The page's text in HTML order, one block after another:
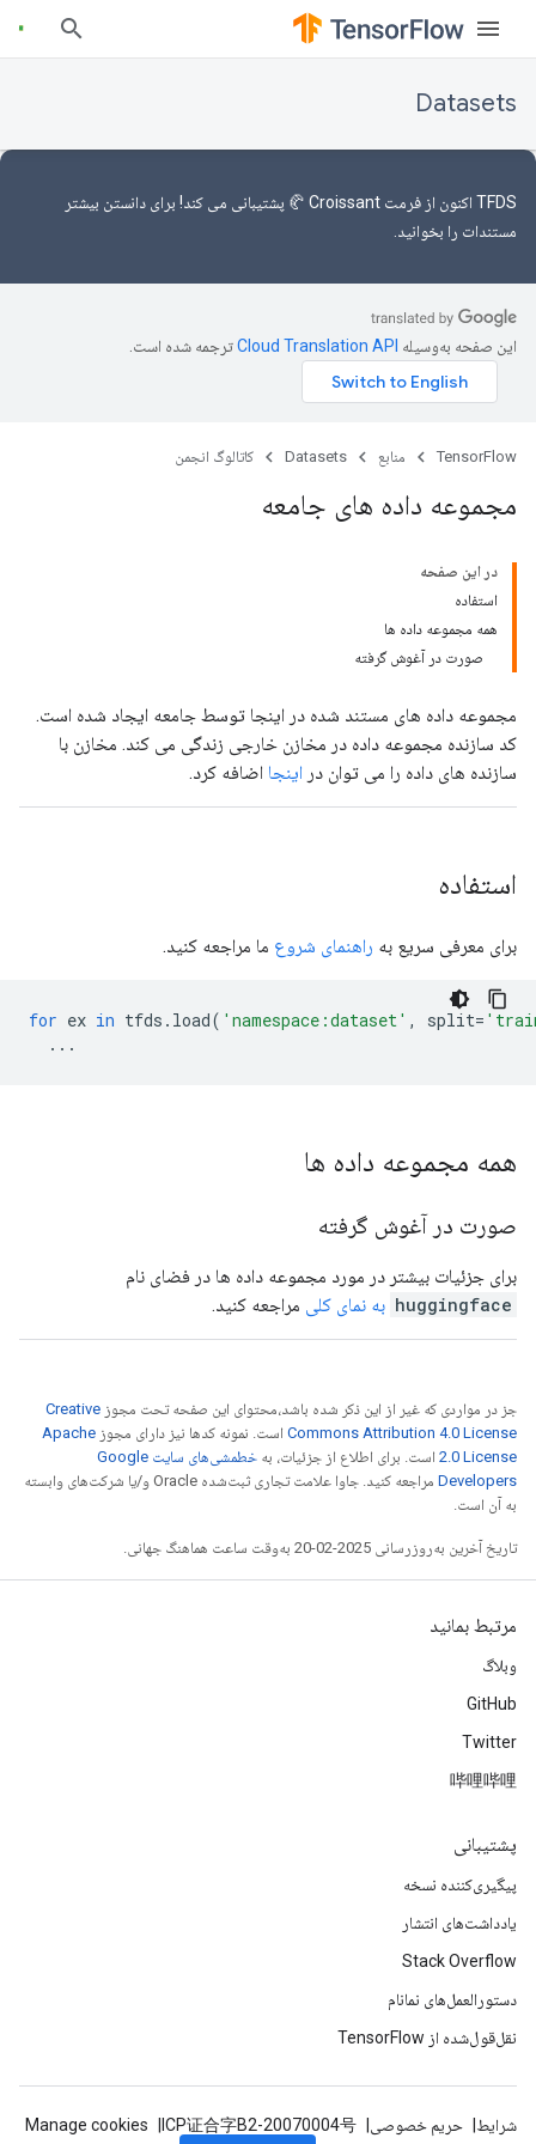
Datasets
TFDS اکنون از فرمت Croissant 🥐
پشتیبانی می کند! برای دانستن بیشتر
مستندات را بخوانید.
این صفحه به‌وسیله ترجمه شده است.
TensorFlow منابع Datasets کاتالوگ انجمن
مجموعه داده های جامعه
در این صفحه
استفاده
همه مجموعه داده ها
صورت در آغوش گرفته
مجموعه داده های مستند شده در اینجا توسط جامعه ایجاد شده است.
کد سازنده مجموعه داده در مخازن خارجی زندگی می کند. مخازن با
سازنده های داده را می توان در اینجا اضافه کرد.
استفاده
برای معرفی سریع به راهنمای شروع ما مراجعه کنید.
for ex in tfds . load( 'namespace:dataset' , split=
...
همه مجموعه داده ها
صورت در آغوش گرفته
برای جزئیات بیشتر در مورد مجموعه داده ها در فضای نام
huggingface به نمای کلی مراجعه کنید.
جز در مواردی که غیر از این ذکر شده باشد،‌محتوای این صفحه تحت مجوز Creative
Commons Attribution 4.0 License است. نمونه کدها نیز دارای مجوز Apache
2.0 License است. برای اطلاع از جزئیات، به
خطمشی‌های سایت Google
Developers‏
مراجعه کنید. جاوا علامت تجاری ثبت‌شده Oracle و/یا شرکت‌های وابسته
به آن است.
تاریخ آخرین به‌روزرسانی 2025-02-20 به‌وقت ساعت هماهنگ جهانی.
مرتبط بمانید
وبلاگ
GitHub
Twitter
哔哩哔哩
پشتیبانی
پیگیری‌کننده نسخه
یادداشت‌های انتشار
Stack Overflow
دستورالعمل‌های نمانام
نقل‌قول‌شده از TensorFlow
شرایط حریم خصوصی ICP证合字B2-20070004号
Manage cookies